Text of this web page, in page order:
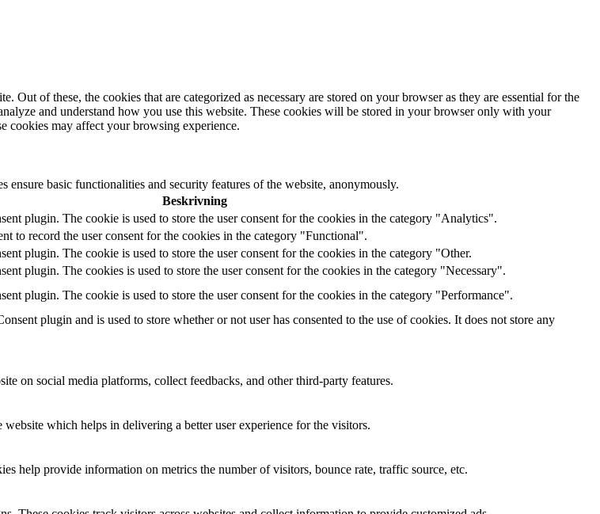
of these, the cookies that are categorized as necessary are stored on your browser as they are essential for the
and understand how you use this website. These cookies will be stored in your browser only with your
cookies may affect your browsing experience.
basic functionalities and security features of the website, anonymously.
Beskrivning
plugin. The cookie is used to store the user consent for the cookies in the category "Analytics".
to record the user consent for the cookies in the category "Functional".
plugin. The cookie is used to store the user consent for the cookies in the category "Other.
plugin. The cookies is used to store the user consent for the cookies in the category "Necessary".
plugin. The cookie is used to store the user consent for the cookies in the category "Performance".
plugin and is used to store whether or not user has consented to the use of cookies. It does not store any
on social media platforms, collect feedbacks, and other third-party features.
which helps in delivering a better user experience for the visitors.
help provide information on metrics the number of visitors, bounce rate, traffic source, etc.